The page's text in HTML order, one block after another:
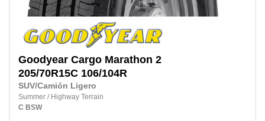
Goodyear Cargo Marathon 2
205/70R15C 106/104R
SUV/Camión Ligero
Summer / Highway Terrain
C BSW